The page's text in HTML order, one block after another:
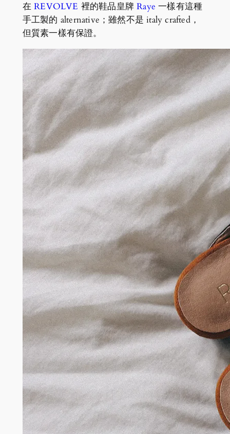
在REVOLVE 裡的鞋品皇牌Raye 一樣有這種
手工製的 alternative；雖然不是 italy crafted，
但質素一樣有保證。